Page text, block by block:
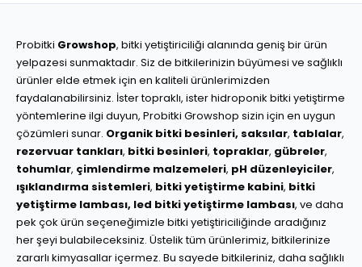
Probitki Growshop, bitki yetiştiriciliği alanında geniş bir ürün
yelpazesi sunmaktadır. Siz de bitkilerinizin büyümesi ve sağlıklı
ürünler elde etmek için en kaliteli ürünlerimizden
faydalanabilirsiniz. İster topraklı, ister hidroponik bitki yetiştirme
yöntemlerine ilgi duyun, Probitki Growshop sizin için en uygun
çözümleri sunar. Organik bitki besinleri, saksılar, tablalar,
rezervuar tankları, bitki besinleri, topraklar, gübreler,
tohumlar, çimlendirme malzemeleri, pH düzenleyiciler,
ışıklandırma sistemleri, bitki yetiştirme kabini, bitki
yetiştirme lambası, led bitki yetiştirme lambası, ve daha
pek çok ürün seçeneğimizle bitki yetiştiriciliğinde aradığınız
her şeyi bulabileceksiniz. Üstelik tüm ürünlerimiz, bitkilerinize
zararlı kimyasallar içermez. Bu sayede bitkileriniz, daha sağlıklı